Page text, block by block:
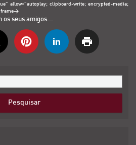
allow=”autoplay; clipboard-write; encrypted-media;
os seus amigos...